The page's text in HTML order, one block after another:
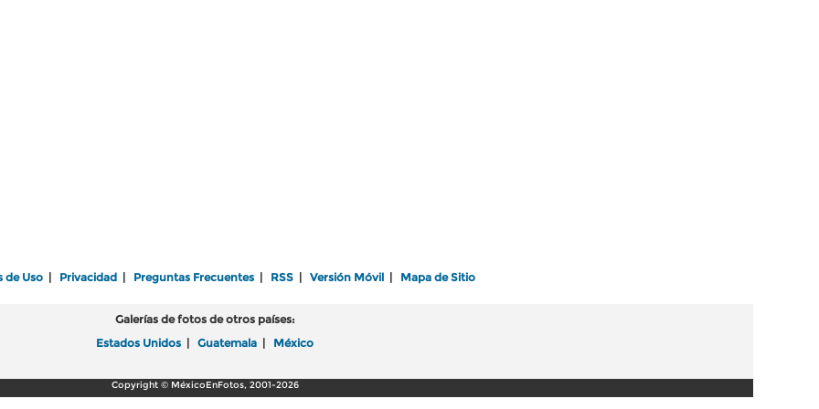
de Uso Privacidad Preguntas Frecuentes RSS Versión Móvil Mapa de Sitio
Galerías de fotos de otros países:
Estados Unidos
Guatemala México
Copyright © MéxicoEnFotos, 2001-2026